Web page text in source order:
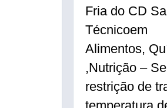
Fria do CD
Técnicoem
Alimentos,
,Nutrição –
restrição de